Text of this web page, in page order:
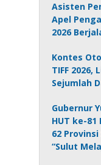
Asisten
Apel
2026
Kontes
TIFF
Sejumlah
Gubernur
HUT ke-81
62
“Sulut